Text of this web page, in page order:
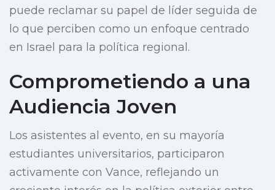
puede reclamar su papel de líder seguida de
lo que perciben como un enfoque centrado
en Israel para la política regional.
Comprometiendo a una
Audiencia Joven
Los asistentes al evento, en su mayoría
estudiantes universitarios, participaron
activamente con Vance, reflejando un